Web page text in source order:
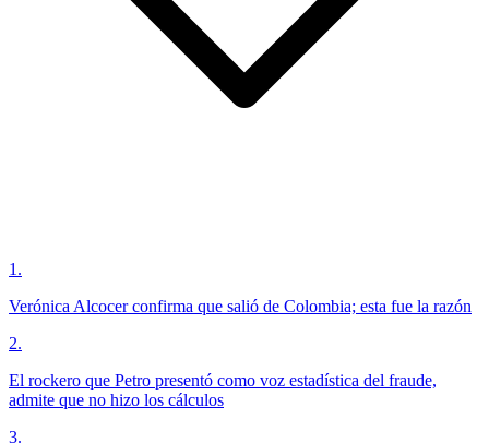
1 .
Verónica Alcocer confirma que salió de Colombia; esta fue la razón
2.
El rockero que Petro presentó como voz estadística del fraude,
admite que no hizo los cálculos
3.